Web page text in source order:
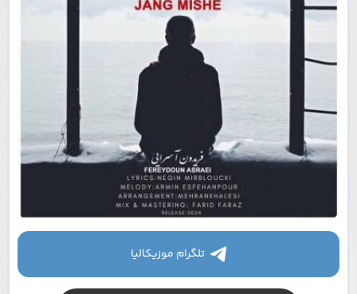
تلگرام موزیکالیا